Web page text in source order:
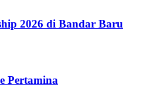
2026 di Bandar Baru
Pertamina